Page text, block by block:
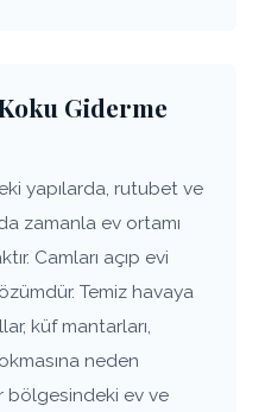
Giderme
yapılarda, rutubet ve
zamanla ev ortamı
Camları açıp evi
Temiz havaya
küf mantarları,
neden
bölgesindeki ev ve